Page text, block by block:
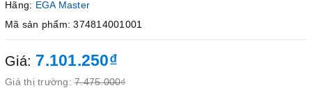
Hãng: EGA Master
Mã sản phẩm: 374814001001
Giá: 7.101.250₫
Giá thị trường: 7.475.000₫